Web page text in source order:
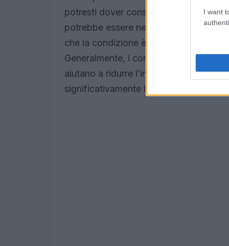
I want
potresti dover consultare un
potrebbe essere necessaria una
che la condizione è stata identificata,
Generalmente, i corticosteroidi topici
aiutano a ridurre l’infiammazione e a
significativamente la qualità della vita.